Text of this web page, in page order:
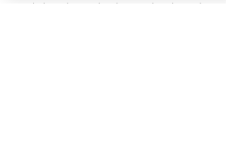
Sie haben das Recht, die Einschränkung der